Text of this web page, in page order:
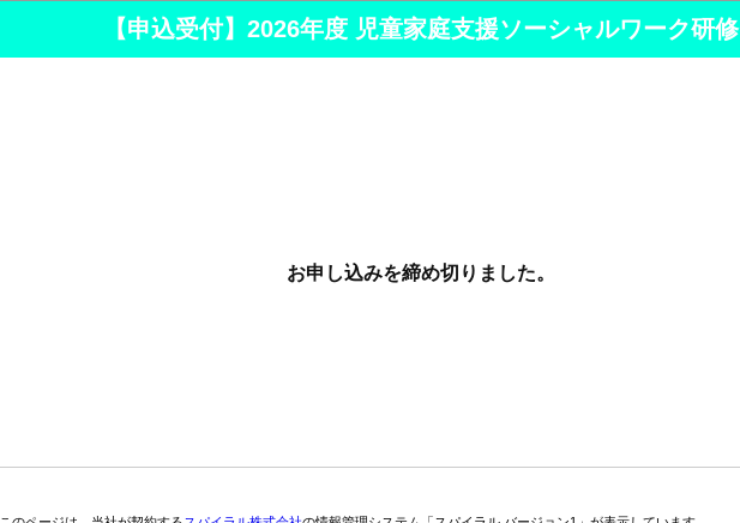
【申込受付】2026年度 児童家庭支援ソーシャルワーク研修
お申し込みを締め切りました。